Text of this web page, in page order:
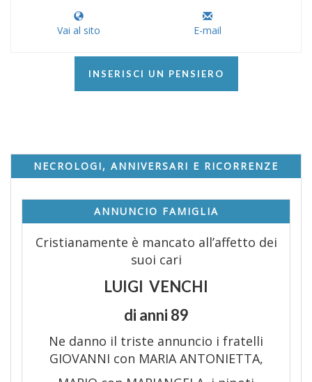
Vai al sito E-mail
INSERISCI UN PENSIERO
NECROLOGI, ANNIVERSARI E RICORRENZE
ANNUNCIO FAMIGLIA
Cristianamente è mancato all’affetto dei
suoi cari
LUIGI VENCHI
di anni 89
Ne danno il triste annuncio i fratelli
GIOVANNI con MARIA ANTONIETTA,